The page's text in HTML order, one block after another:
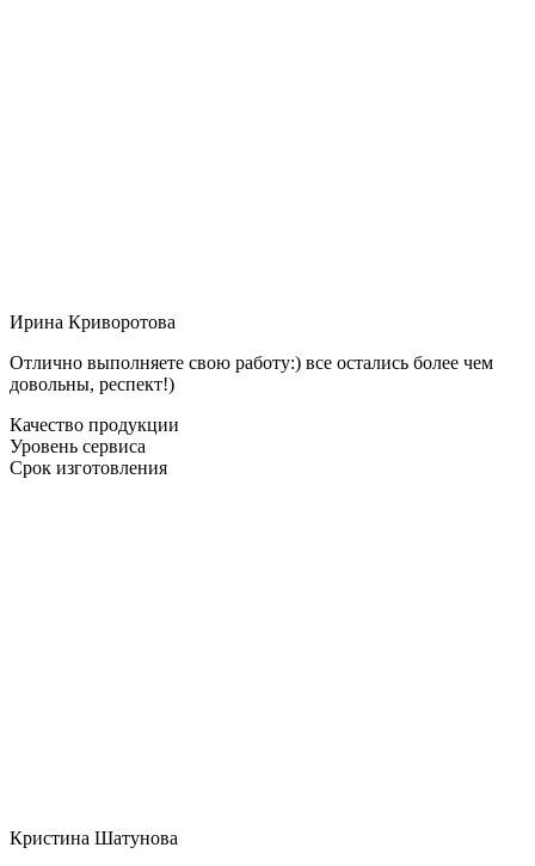
Ирина Криворотова
Отлично выполняете свою работу:) все остались более чем
довольны, респект!)
Качество продукции
Уровень сервиса
Срок изготовления
Кристина Шатунова